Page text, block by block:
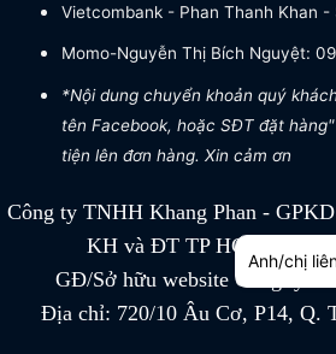
Vietcombank - Phan Thanh Khan
Momo-Nguyễn Thị Bích Nguyệt:
*Nội dung chuyển khoản quý
tên Facebook, hoặc SĐT đặt
tiện lên đơn hàng. Xin cảm ơn
Công ty TNHH Khang Phan -
KH và ĐT TP HCM cấp
GĐ/Sở hữu website Công ty
Địa chỉ: 720/10 Âu Cơ, P14, Q.
Anh/chị